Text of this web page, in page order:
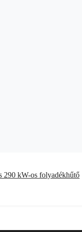
290 kW-os folyadékhűtő